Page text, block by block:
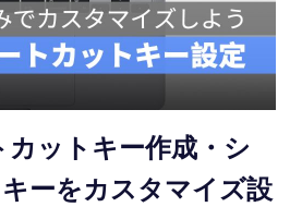
ットキー作成・シ
ーをカスタマイズ設